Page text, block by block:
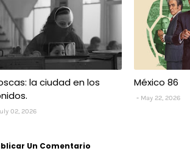
la ciudad en los
02, 2026
México 86
May 22, 2026
Un Comentario